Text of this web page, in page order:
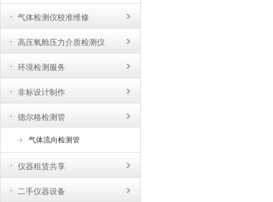
气体检测仪校准维修
高压氧舱压力介质检测仪
环境检测服务
非标设计制作
德尔格检测管
气体流向检测管
仪器租赁共享
二手仪器设备